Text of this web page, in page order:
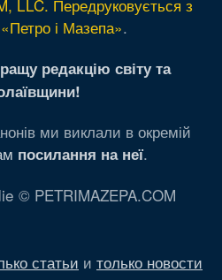
LLC. Передруковується з
і Мазепа».
редакцію світу та
ми виклали в окремій
посилання на неї.
© PETRIMAZEPA.COM
статьи и только новости